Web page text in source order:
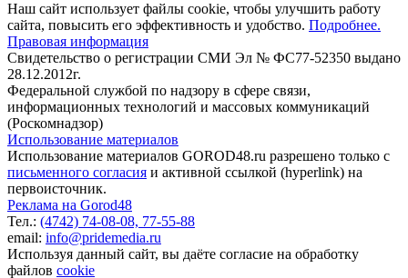
Наш сайт использует файлы cookie, чтобы улучшить работу
сайта, повысить его эффективность и удобство. Подробнее.
Правовая информация
Свидетельство о регистрации СМИ Эл № ФС77-52350 выдано
28.12.2012г.
Федеральной службой по надзору в сфере связи,
информационных технологий и массовых коммуникаций
(Роскомнадзор)
Использование материалов
Использование материалов GOROD48.ru разрешено только с
письменного согласия и активной ссылкой (hyperlink) на
первоисточник.
Реклама на Gorod48
Тел.: (4742) 74-08-08, 77-55-88
email: info@pridemedia.ru
Используя данный сайт, вы даёте согласие на обработку
файлов cookie